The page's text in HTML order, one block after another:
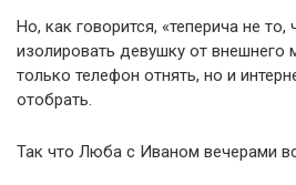
Но, как говорится, «теперича не
изолировать девушку от внешнего
только телефон отнять, но и
отобрать.
Так что Люба с Иваном вечерами